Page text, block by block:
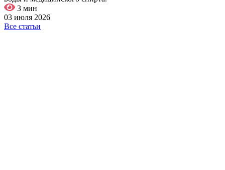
3 мин
03 июля 2026
Все статьи